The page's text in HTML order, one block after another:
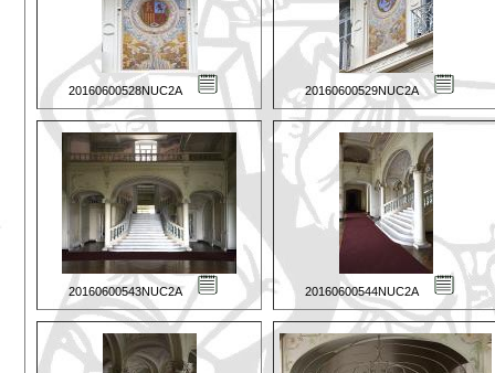
20160600528NUC2A 20160600529NUC2A
20160600543NUC2A 20160600544NUC2A